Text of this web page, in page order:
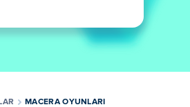
MACERA OYUNLARI